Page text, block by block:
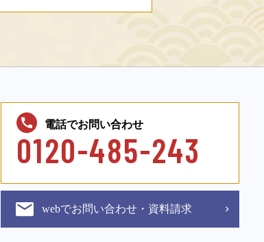
電話でお問い合わせ
0120-485-243
webでお問い合わせ・資料請求